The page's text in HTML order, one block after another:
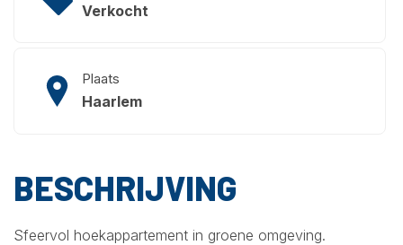
Verkocht
Plaats
Haarlem
BESCHRIJVING
Sfeervol hoekappartement in groene omgeving.